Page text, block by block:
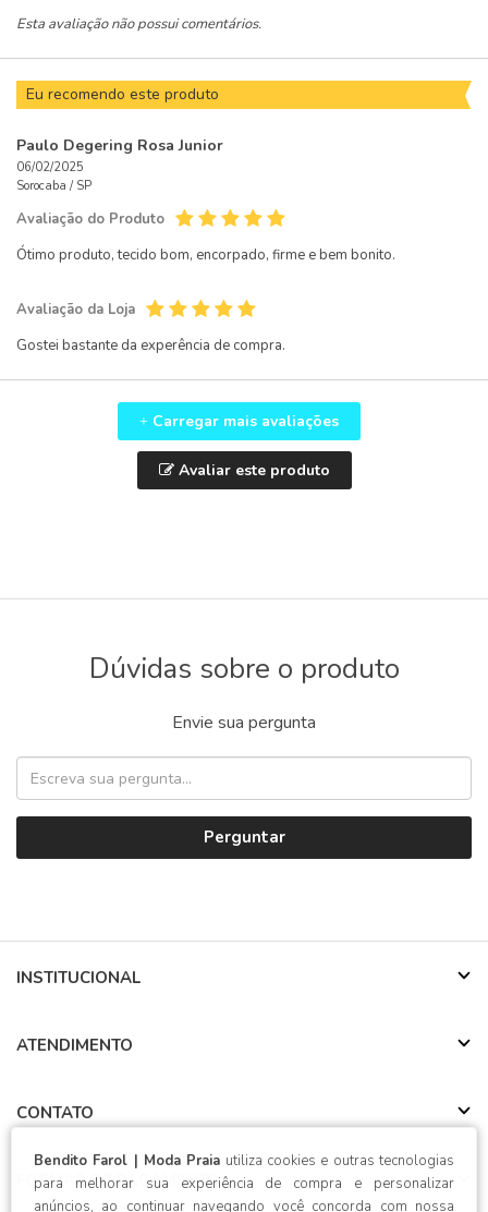
Bendito Farol | Moda Praia utiliza cookies e outras tecnologias
para melhorar sua experiência de compra e personalizar
anúncios, ao continuar navegando você concorda com nossa
Esta avaliação não possui comentários.
Eu recomendo este produto
Paulo Degering Rosa Junior
06/02/2025
Sorocaba / SP
Avaliação do Produto
Ótimo produto, tecido bom, encorpado, firme e bem bonito.
Avaliação da Loja
Gostei bastante da experência de compra.
+ Carregar mais avaliações
Avaliar este produto
Dúvidas sobre o produto
Envie sua pergunta
Perguntar
INSTITUCIONAL
ATENDIMENTO
CONTATO
FORMAS DE PAGAMENTO